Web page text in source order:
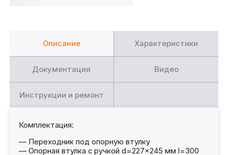
Описание Характеристики
Документация Видео
Инструкции и ремонт
Комплектация:
— Переходник под опорную втулку
— Опорная втулка с ручкой d=227×245 мм l=300